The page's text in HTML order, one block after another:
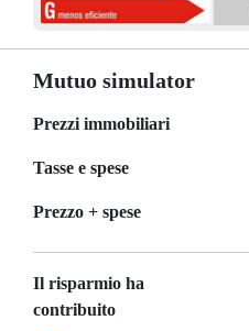
Mutuo simulator
Prezzi immobiliari
Tasse e spese
Prezzo + spese
Il risparmio ha
contribuito